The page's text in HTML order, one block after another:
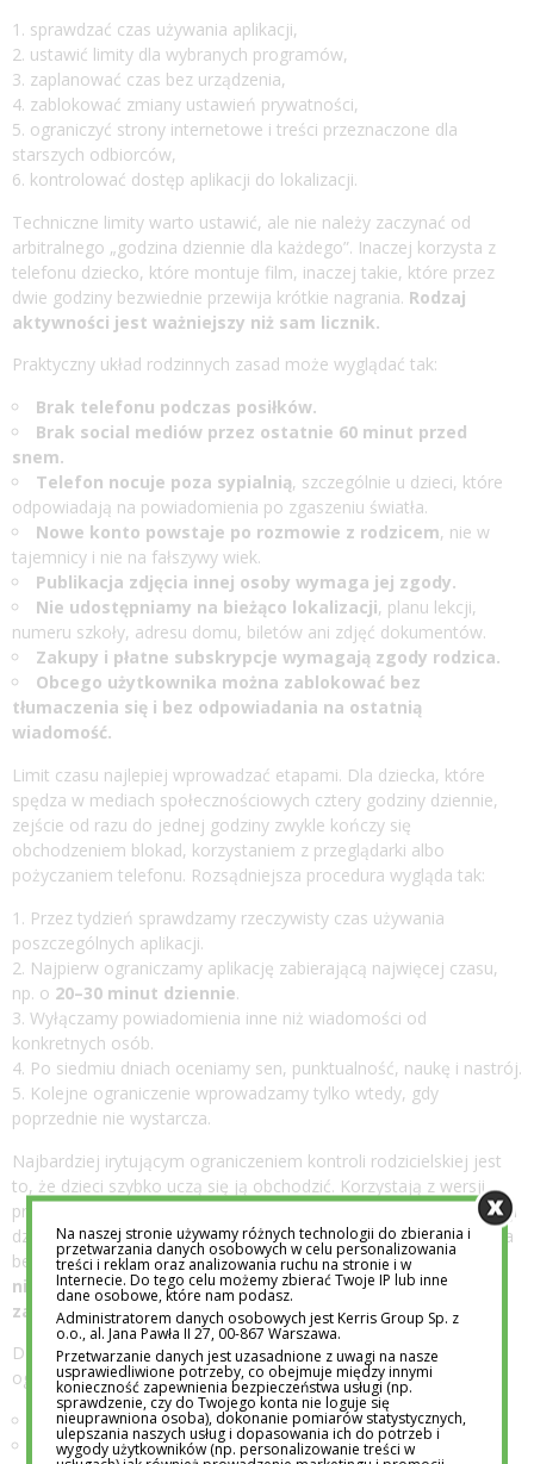
sprawdzać czas używania aplikacji,
ustawić limity dla wybranych programów,
zaplanować czas bez urządzenia,
zablokować zmiany ustawień prywatności,
ograniczyć strony internetowe i treści przeznaczone dla
starszych odbiorców,
kontrolować dostęp aplikacji do lokalizacji.
Techniczne limity warto ustawić, ale nie należy zaczynać od
arbitralnego „godzina dziennie dla każdego”. Inaczej korzysta z
telefonu dziecko, które montuje film, inaczej takie, które przez
dwie godziny bezwiednie przewija krótkie nagrania. Rodzaj
aktywności jest ważniejszy niż sam licznik.
Praktyczny układ rodzinnych zasad może wyglądać tak:
Brak telefonu podczas posiłków.
Brak social mediów przez ostatnie 60 minut przed
snem.
Telefon nocuje poza sypialnią, szczególnie u dzieci, które
odpowiadają na powiadomienia po zgaszeniu światła.
Nowe konto powstaje po rozmowie z rodzicem, nie w
tajemnicy i nie na fałszywy wiek.
Publikacja zdjęcia innej osoby wymaga jej zgody.
Nie udostępniamy na bieżąco lokalizacji, planu lekcji,
numeru szkoły, adresu domu, biletów ani zdjęć dokumentów.
Zakupy i płatne subskrypcje wymagają zgody rodzica.
Obcego użytkownika można zablokować bez
tłumaczenia się i bez odpowiadania na ostatnią
wiadomość.
Limit czasu najlepiej wprowadzać etapami. Dla dziecka, które
spędza w mediach społecznościowych cztery godziny dziennie,
zejście od razu do jednej godziny zwykle kończy się
obchodzeniem blokad, korzystaniem z przeglądarki albo
pożyczaniem telefonu. Rozsądniejsza procedura wygląda tak:
Przez tydzień sprawdzamy rzeczywisty czas używania
poszczególnych aplikacji.
Najpierw ograniczamy aplikację zabierającą najwięcej czasu,
np. o 20–30 minut dziennie.
Wyłączamy powiadomienia inne niż wiadomości od
konkretnych osób.
Po siedmiu dniach oceniamy sen, punktualność, naukę i nastrój.
Kolejne ograniczenie wprowadzamy tylko wtedy, gdy
poprzednie nie wystarcza.
Najbardziej irytującym ograniczeniem kontroli rodzicielskiej jest
to, że dzieci szybko uczą się ją obchodzić. Korzystają z wersji
przeglądarkowej, drugiego urządzenia, nowych kont albo aplikacji
działających podobnie do zablokowanej. Z tego powodu blokada
bez rozmowy działa krótko. Skuteczniejsza jest zasada:rodzic
nie czyta prywatnych rozmów bez powodu, ale ma prawo
zareagować na konkretny sygnał zagrożenia.
Dziecko powinno wiedzieć, kiedy prywatność może zostać
ograniczona. Takimi sytuacjami są między innymi:
groźby lub szantaż,
kontakt seksualny ze strony dorosłego,
Na naszej stronie używamy różnych technologii do zbierania i
przetwarzania danych osobowych w celu personalizowania
treści i reklam oraz analizowania ruchu na stronie i w
Internecie. Do tego celu możemy zbierać Twoje IP lub inne
dane osobowe, które nam podasz.
Administratorem danych osobowych jest Kerris Group Sp. z
o.o., al. Jana Pawła II 27, 00-867 Warszawa.
Przetwarzanie danych jest uzasadnione z uwagi na nasze
usprawiedliwione potrzeby, co obejmuje między innymi
konieczność zapewnienia bezpieczeństwa usługi (np.
sprawdzenie, czy do Twojego konta nie loguje się
nieuprawniona osoba), dokonanie pomiarów statystycznych,
ulepszania naszych usług i dopasowania ich do potrzeb i
wygody użytkowników (np. personalizowanie treści w